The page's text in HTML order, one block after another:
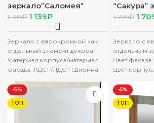
зеркало”Саломея”
венге/лоредо
1 199₽ 1 139₽
Зеркало с еврокромкой как
отдельный элемент декора.
Материал корпуса/материал
фасада: ЛДСП/ЛДСП Ширина:
“Сакура”
лоредо
1 799₽ 1
Зеркало с
отдельным
Цвет
Цвет
ЛДСП/ЛДСП
-5%
ТОП
-5%
ТОП